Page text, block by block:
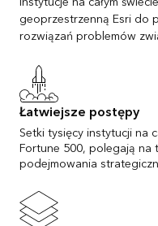
geoprzestrzenną Esri do
rozwiązań problemów
Łatwiejsze postępy
Setki tysięcy instytucji na
Fortune 500, polegają na
podejmowania